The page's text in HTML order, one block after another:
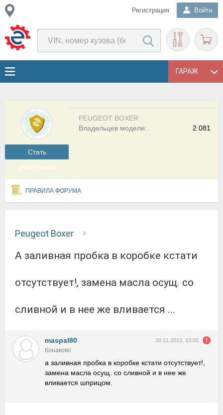
Регистрация Войти
ГАРАЖ
Cтать
участником
PEUGEOT BOXER
2 081
Владельцев модели:
ПРАВИЛА ФОРУМА
Peugeot Boxer
а заливная пробка в коробке кстати
отсутствует!, замена масла осущ. со
сливной и в нее же вливается ...
maspal80 30.11.2013, 13:00
Конаково
а заливная пробка в коробке кстати отсутствует!,
замена масла осущ. со сливной и в нее же
вливается шприцом.